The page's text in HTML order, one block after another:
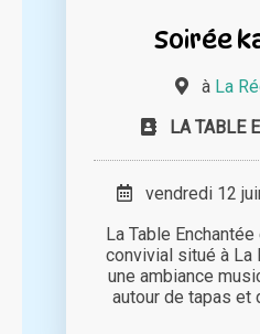
Soirée
à La
LA TABLE
vendredi 12
La Table
convivial situé à La
une ambiance
autour de tapas et